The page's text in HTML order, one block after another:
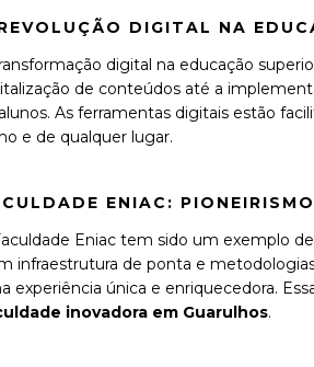
DIGITAL NA
digital na educação
de conteúdos até a
As ferramentas digitais estão
e de qualquer lugar.
ENIAC:
Eniac tem sido um exemplo
infraestrutura de ponta e
experiência única e enriquecedora.
inovadora em Guarulhos.